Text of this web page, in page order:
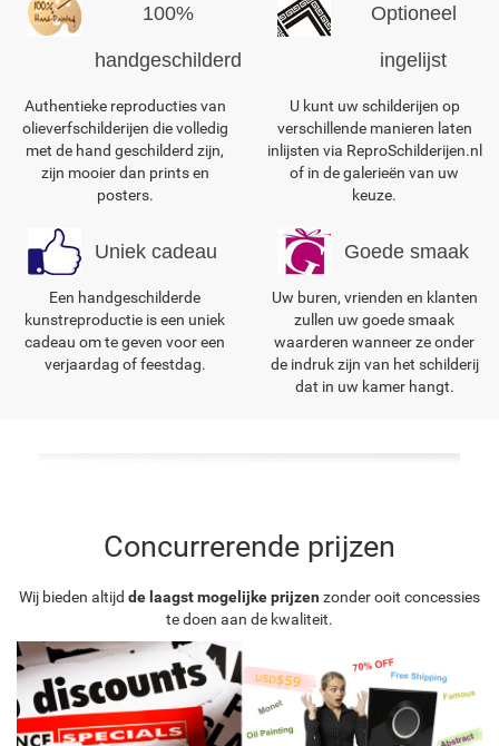
100%
handgeschilderd
Authentieke reproducties van
olieverfschilderijen die volledig
met de hand geschilderd zijn,
zijn mooier dan prints en
posters.
Optioneel
ingelijst
U kunt uw schilderijen op
verschillende manieren laten
inlijsten via ReproSchilderijen.nl
of in de galerieën van uw
keuze.
Uniek cadeau
Een handgeschilderde
kunstreproductie is een uniek
cadeau om te geven voor een
verjaardag of feestdag.
Goede smaak
Uw buren, vrienden en klanten
zullen uw goede smaak
waarderen wanneer ze onder
de indruk zijn van het schilderij
dat in uw kamer hangt.
Concurrerende prijzen
Wij bieden altijd de laagst mogelijke prijzen zonder ooit concessies
te doen aan de kwaliteit.